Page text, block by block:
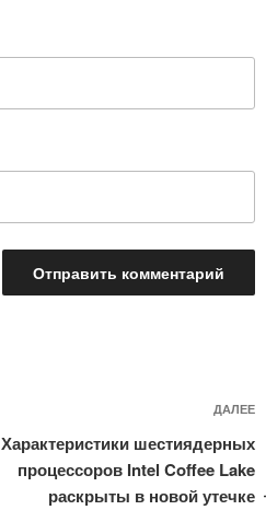
ДАЛЕЕ
Характеристики шестиядерных
процессоров Intel Coffee Lake
раскрыты в новой утечке